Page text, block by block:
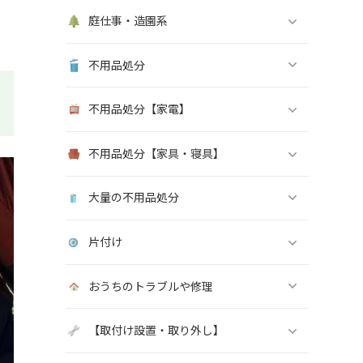
庭仕事・造園系
不用品処分
不用品処分【家電】
不用品処分【家具・寝具】
大量の不用品処分
片付け
おうちのトラブルや修理
【取付け設置・取り外し】